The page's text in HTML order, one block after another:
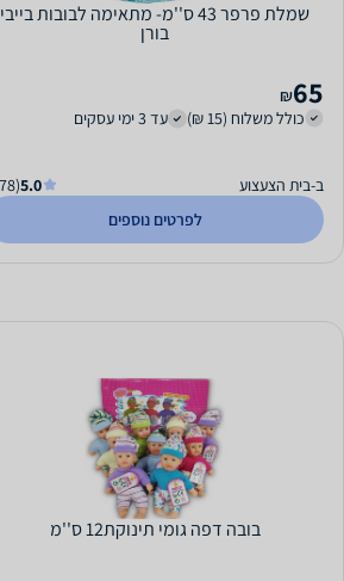
שמלת פרפר 43 ס''מ- מתאימה לבובות בייבי
בורן
65
₪
כולל משלוח (15 ₪)
עד 3 ימי עסקים
ב-בית הצעצוע 5.0
(878)
לפרטים נוספים
בובה דפה גומי תינוקת12 ס''מ